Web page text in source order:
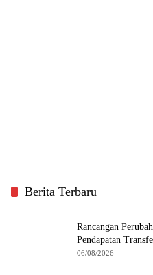
Berita Terbaru
Rancangan
Pendapatan
Miliar
06/08/2026